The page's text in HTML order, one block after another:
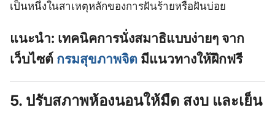
เป็นหนึ่งในสาเหตุหลักของการฝันร้ายหรือฝันบ่อย
แนะนำ: เทคนิคการนั่งสมาธิแบบง่ายๆ จาก
เว็บไซต์ กรมสุขภาพจิต มีแนวทางให้ฝึกฟรี
5. ปรับสภาพห้องนอนให้มืด สงบ และเย็น